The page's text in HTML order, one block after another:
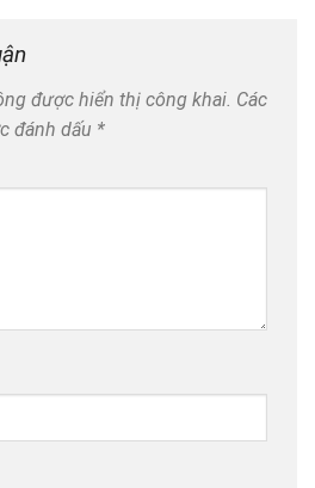
được hiển thị công khai. Các
đánh dấu *